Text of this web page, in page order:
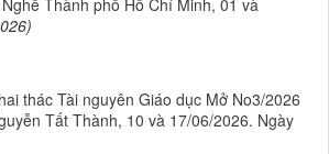
Thành phố Hồ Chí Minh, 01 và
thác Tài nguyên Giáo dục Mở No3/2026
Tất Thành, 10 và 17/06/2026. Ngày